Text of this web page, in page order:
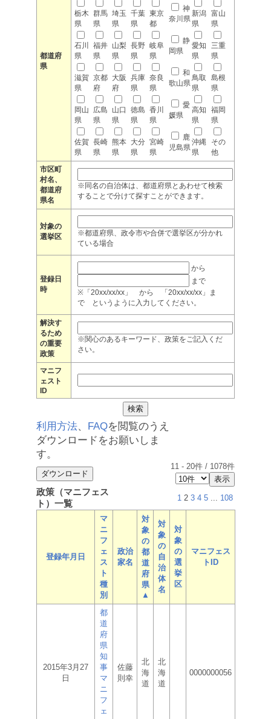
都道府
県
栃木
県
群馬
県
埼玉
県
千葉
県
東京
都
神
奈川県
新潟
県
富山
県
石川
県
福井
県
山梨
県
長野
県
岐阜
県
静
岡県
愛知
県
三重
県
滋賀
県
京都
府
大阪
府
兵庫
県
奈良
県
和
歌山県
鳥取
県
島根
県
岡山
県
広島
県
山口
県
徳島
県
香川
県
愛
媛県
高知
県
福岡
県
佐賀
県
長崎
県
熊本
県
大分
県
宮崎
県
鹿
児島県
沖縄
県
その
他
市区町
村名、
都道府
県名
※同名の自治体は、都道府県とあわせて検索
することで分けて探すことができます。
対象の
選挙区
※都道府県、政令市や合併で選挙区が分かれ
ている場合
登録日
時
から
まで
※「20xx/xx/xx」 から 「20xx/xx/xx」ま
で というように入力してください。
解決す
るため
の重要
政策
※関心のあるキーワード、政策をご記入くだ
さい。
マニフ
ェスト
ID
利用方法、 FAQを閲覧のうえ
ダウンロードをお願いしま
す。
11 - 20件 / 1078件
政策（マニフェス
ト）一覧
1 2 3 4 5 ... 108
登録年月日
マ
ニ
フ
ェ
ス
ト
種
別
政治
家名
対
象
の
都
道
府
県
▲
対
象
の
自
治
体
名
対
象
の
選
挙
区
マニフェス
トID
2015年3月27
日
都
道
府
県
知
事
マ
ニ
フ
ェ
佐藤
則幸
北
海
道
北
海
道
0000000056